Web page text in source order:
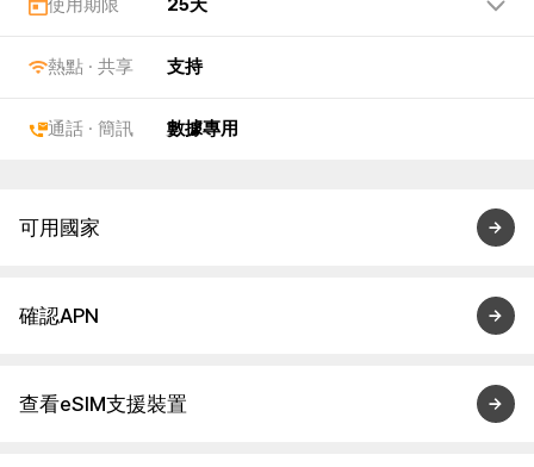
使用期限 25天
熱點 · 共享 支持
通話 · 簡訊 數據專用
可用國家
確認APN
查看eSIM支援裝置